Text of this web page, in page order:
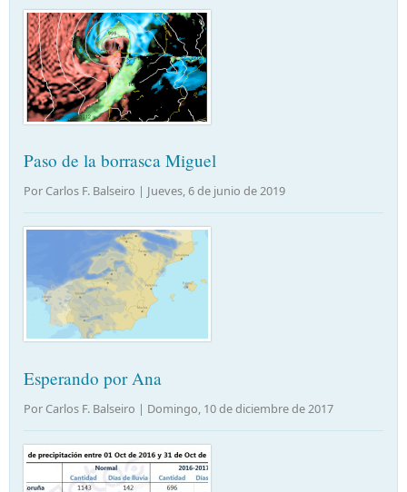
Paso de la borrasca Miguel
Por Carlos F. Balseiro | Jueves, 6 de junio de 2019
Esperando por Ana
Por Carlos F. Balseiro | Domingo, 10 de diciembre de 2017